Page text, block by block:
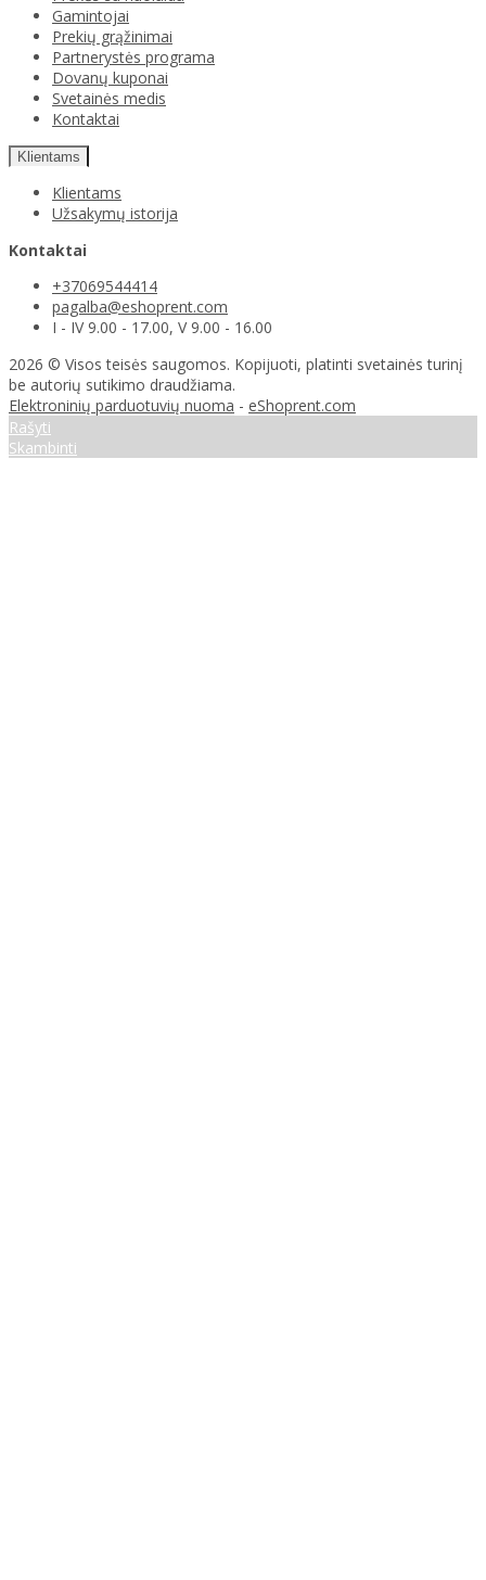
Gamintojai
Prekių grąžinimai
Partnerystės programa
Dovanų kuponai
Svetainės medis
Kontaktai
Klientams
Klientams
Užsakymų istorija
Kontaktai
+37069544414
pagalba@eshoprent.com
I - IV 9.00 - 17.00, V 9.00 - 16.00
2026 © Visos teisės saugomos. Kopijuoti, platinti svetainės turinį
be autorių sutikimo draudžiama.
Elektroninių parduotuvių nuoma - eShoprent.com
Rašyti
Skambinti